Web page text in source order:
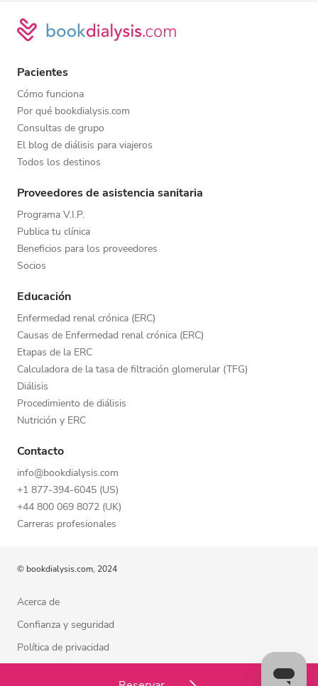
Pacientes
Cómo funciona
Por qué bookdialysis.com
Consultas de grupo
El blog de diálisis para viajeros
Todos los destinos
Proveedores de asistencia sanitaria
Programa V.I.P.
Publica tu clínica
Beneficios para los proveedores
Socios
Educación
Enfermedad renal crónica (ERC)
Causas de Enfermedad renal crónica (ERC)
Etapas de la ERC
Calculadora de la tasa de filtración glomerular (TFG)
Diálisis
Procedimiento de diálisis
Nutrición y ERC
Contacto
info@bookdialysis.com
+1 877-394-6045 (US)
+44 800 069 8072 (UK)
Carreras profesionales
© bookdialysis.com, 2024
Acerca de
Confianza y seguridad
Política de privacidad